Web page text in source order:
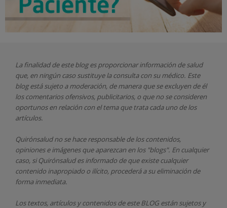
La finalidad de este blog es proporcionar información de salud
que, en ningún caso sustituye la consulta con su médico. Este
blog está sujeto a moderación, de manera que se excluyen de él
los comentarios ofensivos, publicitarios, o que no se consideren
oportunos en relación con el tema que trata cada uno de los
artículos.
Quirónsaludno se hace responsable de los contenidos,
opiniones e imágenes que aparezcan en los "blogs". En cualquier
caso, si Quirónsaludes informado de que existe cualquier
contenido inapropiado o ilícito, procederá a su eliminación de
forma inmediata.
Los textos, artículos y contenidos de este BLOG están sujetos y